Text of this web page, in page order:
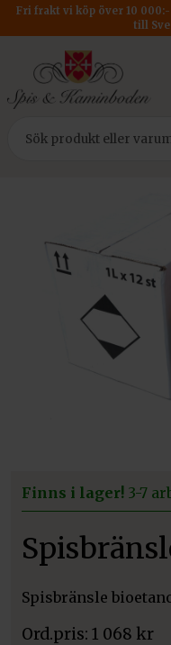
Fri frakt vi köp över 10
till
Finns i lager! 3-7
Spisbränsle
1 068 kr